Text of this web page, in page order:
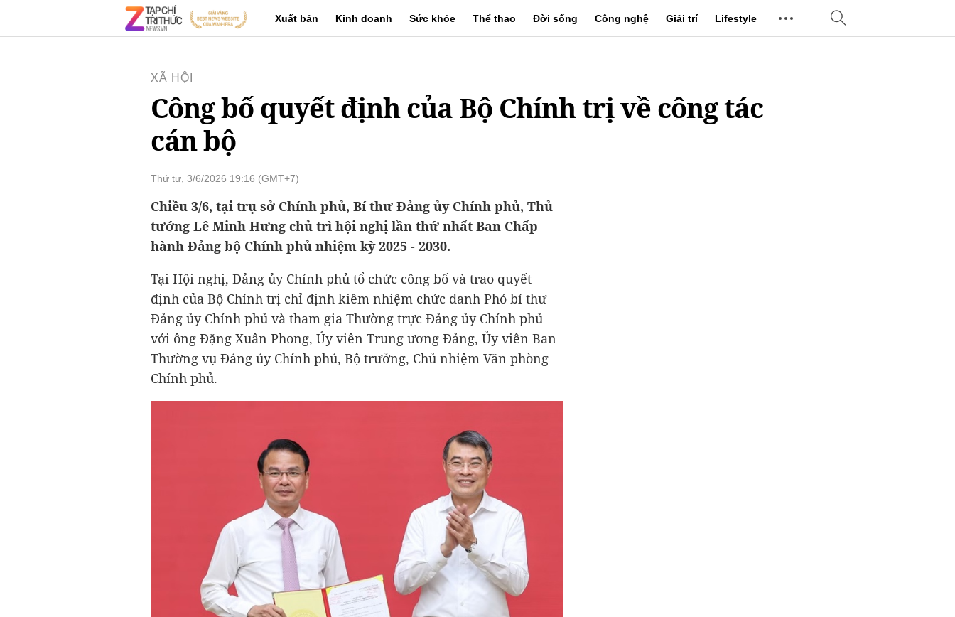
Xuất bản Kinh doanh Sức khỏe Thể thao Đời sống Công nghệ Giải trí Lifestyle
XÃ HỘI
Công bố quyết định của Bộ Chính trị về công tác
cán bộ
Thứ tư, 3/6/2026 19:16 (GMT+7)
Chiều 3/6, tại trụ sở Chính phủ, Bí thư Đảng ủy Chính phủ, Thủ
tướng Lê Minh Hưng chủ trì hội nghị lần thứ nhất Ban Chấp
hành Đảng bộ Chính phủ nhiệm kỳ 2025 - 2030.
Tại Hội nghị, Đảng ủy Chính phủ tổ chức công bố và trao quyết
định của Bộ Chính trị chỉ định kiêm nhiệm chức danh Phó bí thư
Đảng ủy Chính phủ và tham gia Thường trực Đảng ủy Chính phủ
với ông Đặng Xuân Phong, Ủy viên Trung ương Đảng, Ủy viên Ban
Thường vụ Đảng ủy Chính phủ, Bộ trưởng, Chủ nhiệm Văn phòng
Chính phủ.